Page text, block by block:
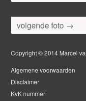
volgende foto →
Copyright © 2014 Marcel
Algemene voorwaarden
Disclaimer
KvK nummer